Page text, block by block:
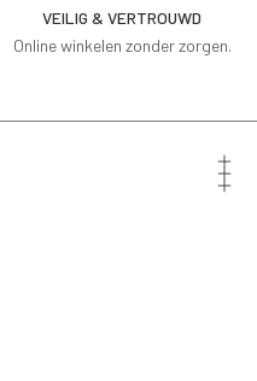
VEILIG & VERTROUWD
Online winkelen zonder zorgen.